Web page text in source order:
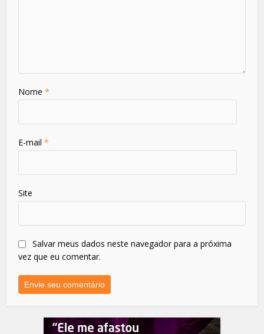
Nome*
E-mail*
Site
Salvar meus dados neste navegador para a próxima
vez que eu comentar.